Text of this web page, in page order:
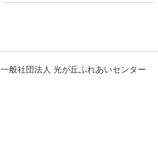
一般社団法人 光が丘ふれあいセンター